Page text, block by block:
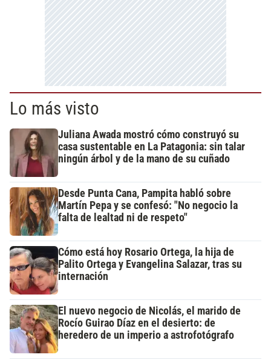
Lo más visto
Juliana Awada mostró cómo construyó su
casa sustentable en La Patagonia: sin talar
ningún árbol y de la mano de su cuñado
Desde Punta Cana, Pampita habló sobre
Martín Pepa y se confesó: "No negocio la
falta de lealtad ni de respeto"
Cómo está hoy Rosario Ortega, la hija de
Palito Ortega y Evangelina Salazar, tras su
internación
El nuevo negocio de Nicolás, el marido de
Rocío Guirao Díaz en el desierto: de
heredero de un imperio a astrofotógrafo